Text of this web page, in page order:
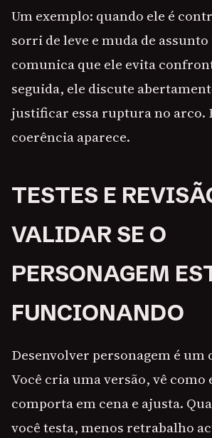
Um exemplo: quando ele é
sorri de leve e muda de
comunica que ele evita
seguida, ele discute
justificar essa ruptura no arco.
coerência aparece.
TESTES E
VALIDAR SE O
PERSONAGEM
FUNCIONANDO
Desenvolver personagem é um
Você cria uma versão, vê como
comporta em cena e ajusta.
você testa, menos retrabalho